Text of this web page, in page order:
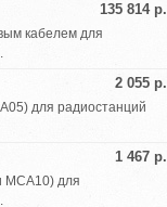
135 814 р.
кабелем для
2 055 р.
для радиостанций
1 467 р.
MCA10) для